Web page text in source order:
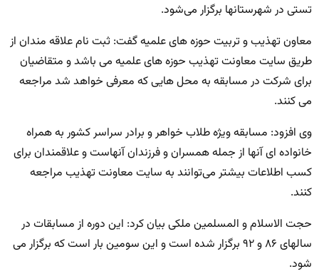
تستی در شهرستانها برگزار می‌شود.
معاون تهذیب و تربیت حوزه های علمیه گفت: ثبت نام علاقه مندان از
طریق سایت معاونت تهذیب حوزه های علمیه می باشد و متقاضیان
برای شرکت در مسابقه به محل هایی که معرفی خواهد شد مراجعه
می کنند.
وی افزود: مسابقه ویژه طلاب خواهر و برادر سراسر کشور به همراه
خانواده ای آنها از جمله همسران و فرزندان آنهاست و علاقمندان برای
کسب اطلاعات بیشتر می‌توانند به سایت معاونت تهذیب مراجعه
کنند.
حجت الاسلام و المسلمین ملکی بیان کرد: این دوره از مسابقات در
سالهای ۸۶ و ۹۲ برگزار شده است و این سومین بار است که برگزار می
شود.